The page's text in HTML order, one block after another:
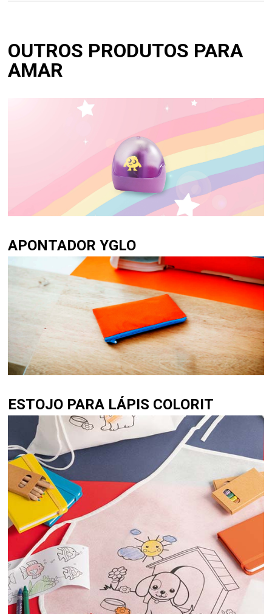
OUTROS PRODUTOS PARA
AMAR
APONTADOR YGLO
ESTOJO PARA LÁPIS COLORIT